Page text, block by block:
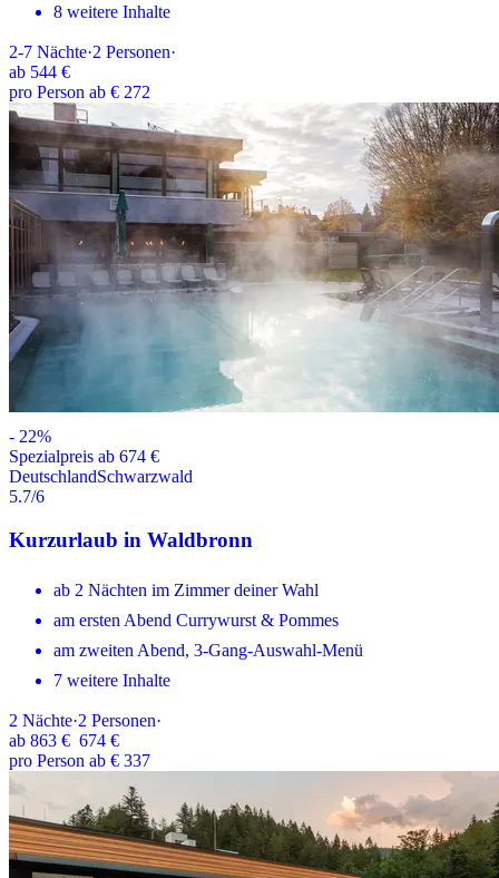
8 weitere Inhalte
2-7 Nächte·2 Personen·
ab 544 €
pro Person ab € 272
- 22%
Spezialpreis ab 674 €
DeutschlandSchwarzwald
5.7/6
Kurzurlaub in Waldbronn
ab 2 Nächten im Zimmer deiner Wahl
am ersten Abend Currywurst & Pommes
am zweiten Abend, 3-Gang-Auswahl-Menü
7 weitere Inhalte
2 Nächte·2 Personen·
ab 863 € 674 €
pro Person ab € 337